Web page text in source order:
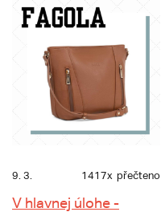
9. 3. 1417x přečteno
V hlavnej úlohe -